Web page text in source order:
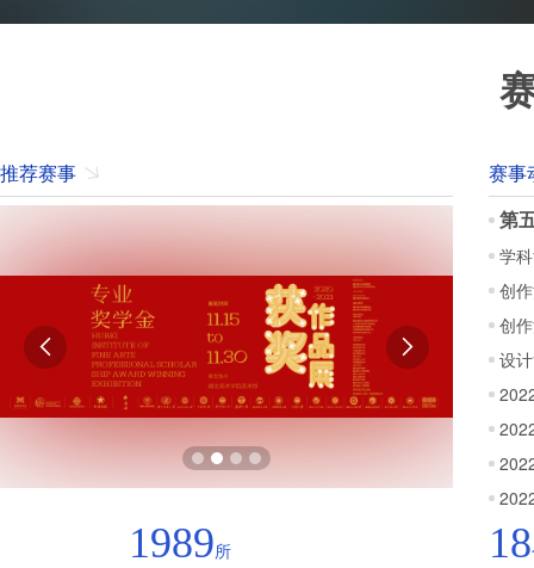
推荐赛事
 
赛事
第
学
创
设
1989所 18